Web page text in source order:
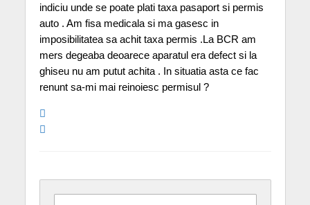
indiciu unde se poate plati taxa pasaport si permis
auto . Am fisa medicala si ma gasesc in
imposibilitatea sa achit taxa permis .La BCR am
mers degeaba deoarece aparatul era defect si la
ghiseu nu am putut achita . In situatia asta ce fac
renunt sa-mi mai reinoiesc permisul ?